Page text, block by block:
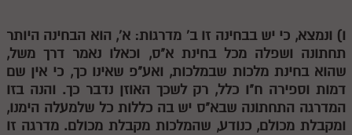
תלמוד עשר הספירות חלק ה
תלמוד עשר הספירות חלק ז
ו) ונמצא, כי יש בבחינה זו ב' מדרגות: א', הוא הבחינה היותר
תחתונה ושפלה מכל בחינת א"ס, וכאלו נאמר דרך משל,
שהוא בחינת מלכות שבמלכות, ואע"פ שאינו כך, כי אין שם
דמות וספירה ח"ו כלל, רק לשכך האוזן נדבר כך. והנה בזו
המדרגה התחתונה שבא"ס יש בה כללות כל שלמעלה הימנו,
ומקבלת מכולם, כנודע, שהמלכות מקבלת מכולם. מדרגה זו